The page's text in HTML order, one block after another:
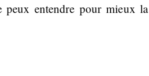
peux entendre pour mieux la